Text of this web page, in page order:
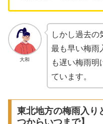
大和
しかし過去の
最も早い梅雨
も遅い梅雨明
ています。
東北地方の梅雨入り
つからいつまで】